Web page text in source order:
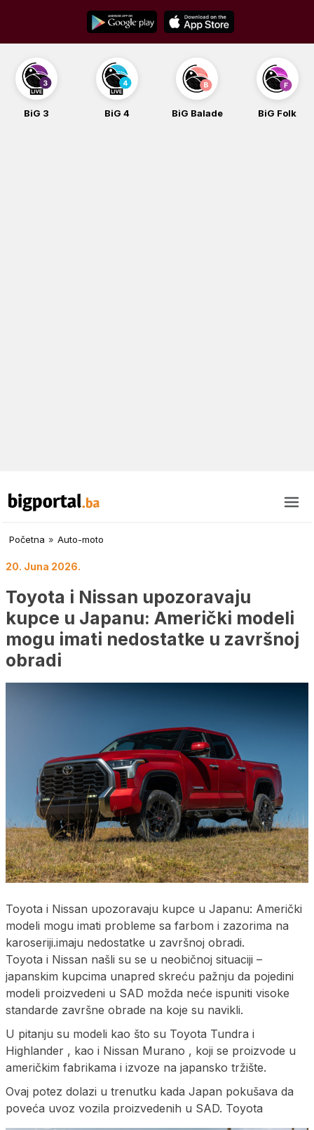
content
BiG Balade BiG Folk
Početna » Auto-moto
20. Juna 2026.
Toyota i Nissan upozoravaju
kupce u Japanu: Američki modeli
mogu imati nedostatke u završnoj
obradi
Toyota i Nissan upozoravaju kupce u Japanu: Američki
modeli mogu imati probleme sa farbom i zazorima na
karoseriji.imaju nedostatke u završnoj obradi.
Toyota i Nissan našli su se u neobičnoj situaciji –
japanskim kupcima unapred skreću pažnju da pojedini
modeli proizvedeni u SAD možda neće ispuniti visoke
standarde završne obrade na koje su navikli.
U pitanju su modeli kao što su Toyota Tundra i
Highlander , kao i Nissan Murano , koji se proizvode u
američkim fabrikama i izvoze na japansko tržište.
Ovaj potez dolazi u trenutku kada Japan pokušava da
poveća uvoz vozila proizvedenih u SAD. Toyota